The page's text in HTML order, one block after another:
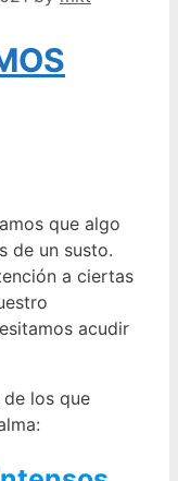
que algo
de un susto.
a ciertas
acudir
los que